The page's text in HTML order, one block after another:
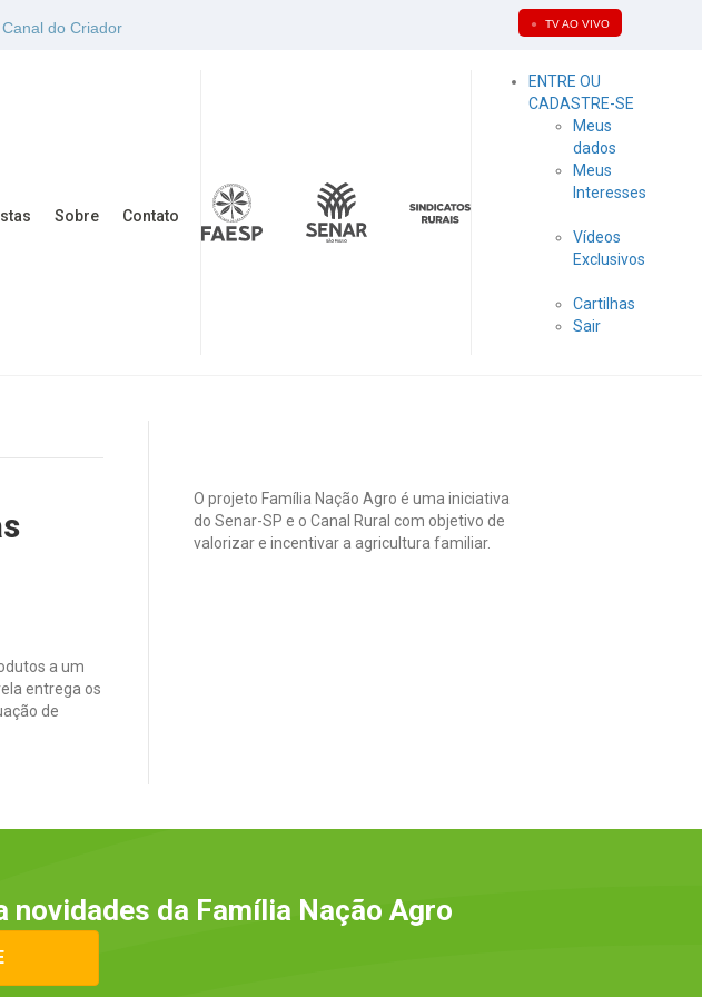
Canal do Criador ● TV AO VIVO
Sobre Contato
ENTRE OU
CADASTRE-SE
Meus
dados
Meus
Interesses
Vídeos
Exclusivos
Cartilhas
Sair
a um
entrega os
de
O projeto Família Nação Agro é uma iniciativa
do Senar-SP e o Canal Rural com objetivo de
valorizar e incentivar a agricultura familiar.
da Família Nação Agro